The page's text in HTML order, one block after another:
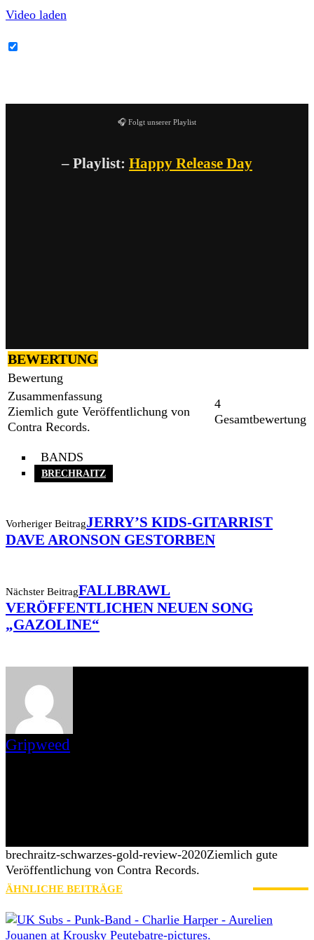
Video laden
🎧 Folgt unserer Playlist
– Playlist: Happy Release Day
BEWERTUNG
Bewertung
Zusammenfassung
Ziemlich gute Veröffentlichung von
Contra Records.
4
Gesamtbewertung
BANDS
BRECHRAITZ
Vorheriger BeitragJERRY’S KIDS-GITARRIST
DAVE ARONSON GESTORBEN
Nächster BeitragFALLBRAWL
VERÖFFENTLICHEN NEUEN SONG
„GAZOLINE“
Gripweed
brechraitz-schwarzes-gold-review-2020Ziemlich gute
Veröffentlichung von Contra Records.
ÄHNLICHE BEITRÄGE